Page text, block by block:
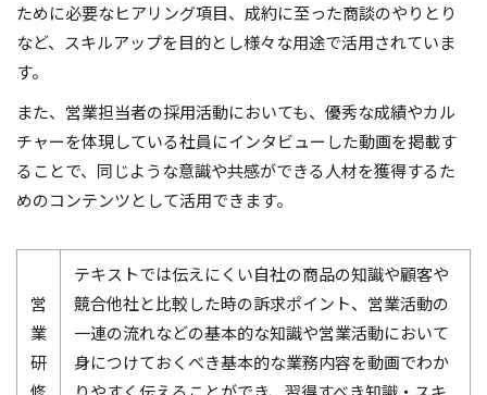
ために必要なヒアリング項目、成約に至った商談のやりとり
など、スキルアップを目的とし様々な用途で活用されていま
す。
また、営業担当者の採用活動においても、優秀な成績やカル
チャーを体現している社員にインタビューした動画を掲載す
ることで、同じような意識や共感ができる人材を獲得するた
めのコンテンツとして活用できます。
営
業
研
テキストでは伝えにくい自社の商品の知識や顧客や
競合他社と比較した時の訴求ポイント、営業活動の
一連の流れなどの基本的な知識や営業活動において
身につけておくべき基本的な業務内容を動画でわか